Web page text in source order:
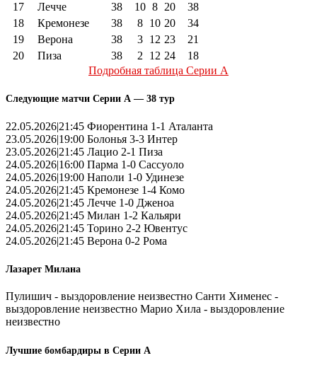
17
Лечче 38 10 8 20
38
18
Кремонезе 38 8 10 20
34
19
Верона 38 3 12 23
21
20
Пиза 38 2 12 24
18
Подробная таблица Серии А
Следующие матчи Серии А — 38 тур
22.05.2026|21:45 Фиорентина 1-1 Аталанта
23.05.2026|19:00 Болонья 3-3 Интер
23.05.2026|21:45 Лацио 2-1 Пиза
24.05.2026|16:00 Парма 1-0 Сассуоло
24.05.2026|19:00 Наполи 1-0 Удинезе
24.05.2026|21:45 Кремонезе 1-4 Комо
24.05.2026|21:45 Лечче 1-0 Дженоа
24.05.2026|21:45 Милан 1-2 Кальяри
24.05.2026|21:45 Торино 2-2 Ювентус
24.05.2026|21:45 Верона 0-2 Рома
Лазарет Милана
Пулишич - выздоровление неизвестно Санти Хименес -
выздоровление неизвестно Марио Хила - выздоровление
неизвестно
Лучшие бомбардиры в Серии А